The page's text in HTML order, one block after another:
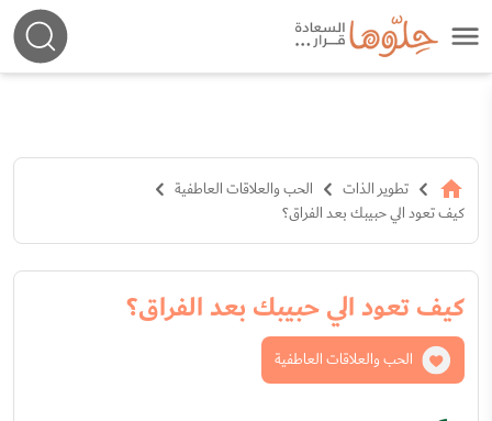
تطوير الذات
الحب والعلاقات العاطفية
كيف تعود الي حبيبك بعد الفراق؟
كيف تعود الي حبيبك بعد الفراق؟
الحب والعلاقات العاطفية